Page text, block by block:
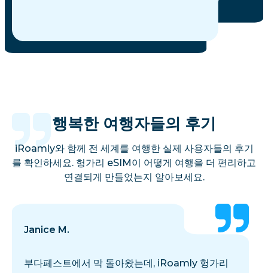
행복한 여행자들의 후기
iRoamly와 함께 전 세계를 여행한 실제 사용자들의 후기
를 확인하세요. 헝가리 eSIM이 어떻게 여행을 더 편리하고
연결되게 만들었는지 알아보세요.
Janice M.
부다페스트에서 막 돌아왔는데, iRoamly 헝가리